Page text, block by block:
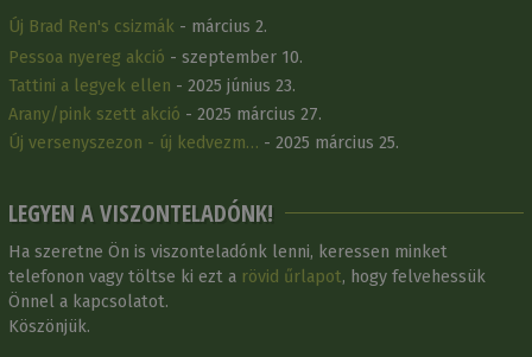
Új Brad Ren's csizmák - március 2.
Pessoa nyereg akció - szeptember 10.
Tattini a legyek ellen - 2025 június 23.
Arany/pink szett akció - 2025 március 27.
Új versenyszezon - új kedvezm… - 2025 március 25.
LEGYEN A VISZONTELADÓNK!
Ha szeretne Ön is viszonteladónk lenni, keressen minket
telefonon vagy töltse ki ezt a rövid űrlapot, hogy felvehessük
Önnel a kapcsolatot.
Köszönjük.